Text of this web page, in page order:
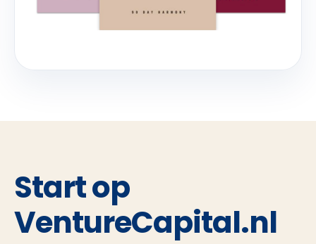
Start op
VentureCapital.nl